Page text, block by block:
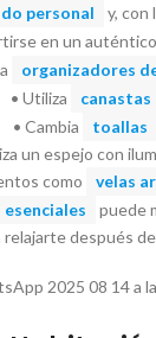
personal
y, con
en un
organizadores
• Utiliza
canastas
• Cambia
toallas
un espejo con
como
velas
puede
después